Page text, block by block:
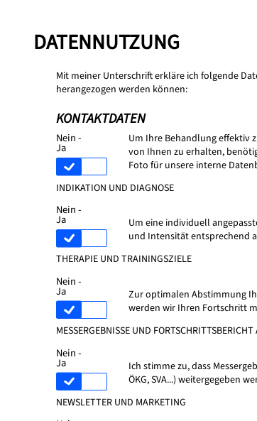
DATENNUTZUNG
Mit meiner Unterschrift erkläre ich folgende
herangezogen werden können:
KONTAKTDATEN
Nein -
Ja
Um Ihre Behandlung effektiv
von Ihnen zu erhalten,
Foto für unsere interne
INDIKATION UND DIAGNOSE
Nein -
Ja
Um eine individuell
und Intensität entsprechend
THERAPIE UND TRAININGSZIELE
Nein -
Ja
Zur optimalen Abstimmung
werden wir Ihren Fortschritt
MESSERGEBNISSE UND
Nein -
Ja
Ich stimme zu, dass
ÖKG, SVA...) weitergegeben
NEWSLETTER UND MARKETING